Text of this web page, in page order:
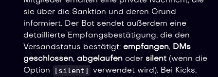
sie über die Sanktion und deren Grund
informiert. Der Bot sendet außerdem eine
detaillierte Empfangsbestätigung, die den
Versandstatus bestätigt: empfangen, DMs
geschlossen, abgelaufen oder silent (wenn die
Option
[silent]
verwendet wird). Bei Kicks,